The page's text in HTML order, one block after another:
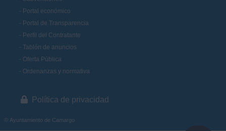
Portal económico
Portal de Transparencia
Perfil del Contratante
Tablón de anuncios
Oferta Pública
Ordenanzas y normativa
Política de privacidad
© Ayuntamiento de Camargo